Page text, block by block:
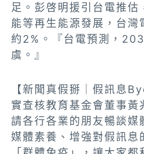
足。彭啓明援引台電推估
能等再生能源發展，台灣
約2%。『台電預測，
虞。』
【新聞真假掰｜假訊息
實查核教育基金會董事黃
請各行各業的朋友暢談媒
媒體素養、增強對假訊息